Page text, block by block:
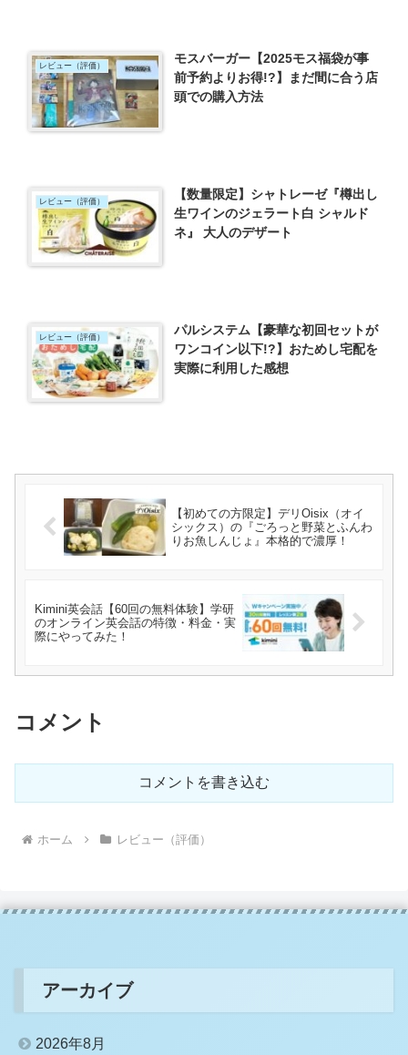
レビュー（評価）
モスバーガー【2025モス福袋が事
前予約よりお得!?】まだ間に合う店
頭での購入方法
レビュー（評価）
【数量限定】シャトレーゼ『樽出し
生ワインのジェラート白 シャルド
ネ』 大人のデザート
レビュー（評価）
パルシステム【豪華な初回セットが
ワンコイン以下!?】おためし宅配を
実際に利用した感想
【初めての方限定】デリOisix（オイ
シックス）の『ごろっと野菜とふんわ
りお魚しんじょ』本格的で濃厚！
Kimini英会話【60回の無料体験】学研
のオンライン英会話の特徴・料金・実
際にやってみた！
コメント
コメントを書き込む
ホーム レビュー（評価）
アーカイブ
2026年8月